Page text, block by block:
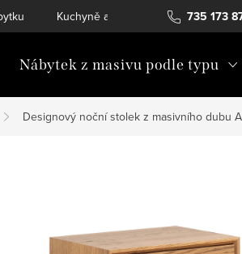
735 173
Kuchyně a vestavný nábytek
Nábytek z masivu podle typu
Designový noční stolek z masivního dubu